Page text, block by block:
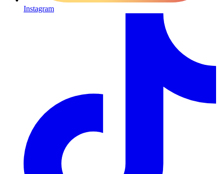
Instagram